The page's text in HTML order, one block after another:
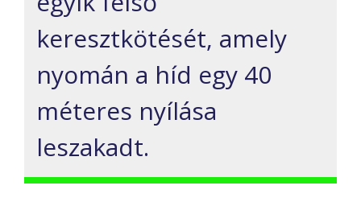
keresztkötését, amely
nyomán a híd egy 40
méteres nyílása
leszakadt.